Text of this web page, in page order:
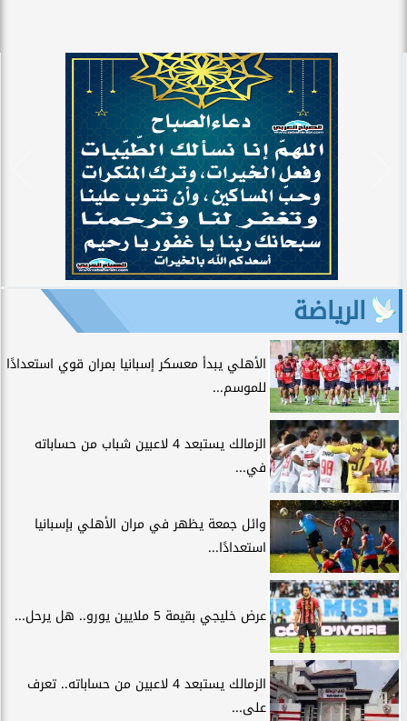
الرياضة
الأهلي يبدأ معسكر إسبانيا بمران قوي استعدادًا
للموسم...
الزمالك يستبعد 4 لاعبين شباب من حساباته
في...
وائل جمعة يظهر في مران الأهلي بإسبانيا
استعدادًا...
عرض خليجي بقيمة 5 ملايين يورو.. هل يرحل...
الزمالك يستبعد 4 لاعبين من حساباته.. تعرف
على...